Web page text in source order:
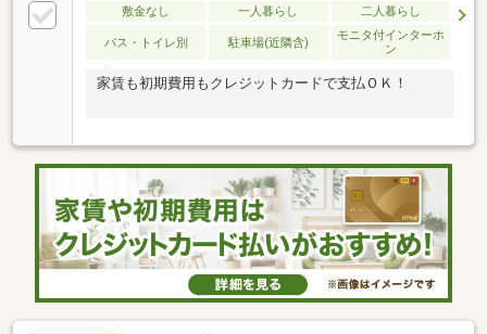
敷金なし 一人暮らし 二人暮らし
バス・トイレ別 駐車場(近隣含)
モニタ付インターホ
ン
家賃も初期費用もクレジットカードで支払ＯＫ！